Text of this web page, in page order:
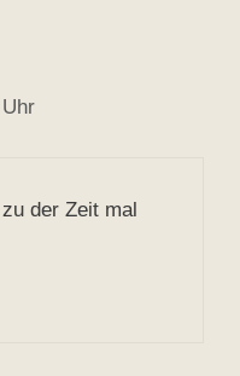
der Zeit mal